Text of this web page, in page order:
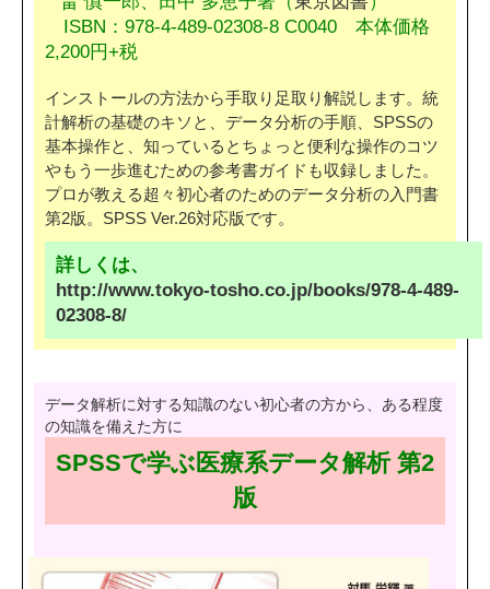
ISBN：978-4-489-02308-8 C0040 本体価格
2,200円+税
インストールの方法から手取り足取り解説します。統
計解析の基礎のキソと、データ分析の手順、SPSSの
基本操作と、知っているとちょっと便利な操作のコツ
やもう一歩進むための参考書ガイドも収録しました。
プロが教える超々初心者のためのデータ分析の入門書
第2版。SPSS Ver.26対応版です。
詳しくは、
http://www.tokyo-tosho.co.jp/books/978-4-489-
02308-8/
データ解析に対する知識のない初心者の方から、ある程度
の知識を備えた方に
SPSSで学ぶ医療系データ解析 第2
版